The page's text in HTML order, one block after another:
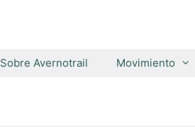
Sobre Avernotrail Movimiento